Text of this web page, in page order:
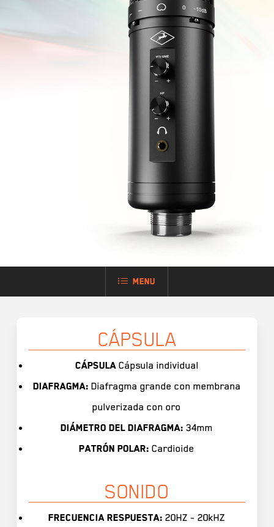
Menu
CÁPSULA
CápsulaCápsula individual
Diafragma: Diafragma grande con membrana
pulverizada con oro
Diámetro del diafragma: 34mm
Patrón polar: Cardioide
SONIDO
Frecuencia respuesta: 20HZ ~ 20kHZ